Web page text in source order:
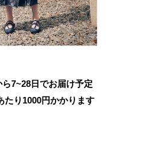
7~28日でお届け予定
たり 1000円かかります